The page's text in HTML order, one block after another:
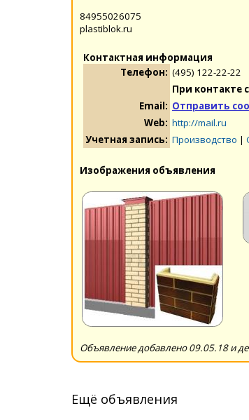
84955026075
plastiblok.ru
Контактная информация
Телефон: (495) 122-22-22
При контакте
Email: Отправить
Web: http://mail.ru
Учетная запись: Производство |
Изображения объявления
Объявление добавлено 09.05.18 и
Ещё объявления